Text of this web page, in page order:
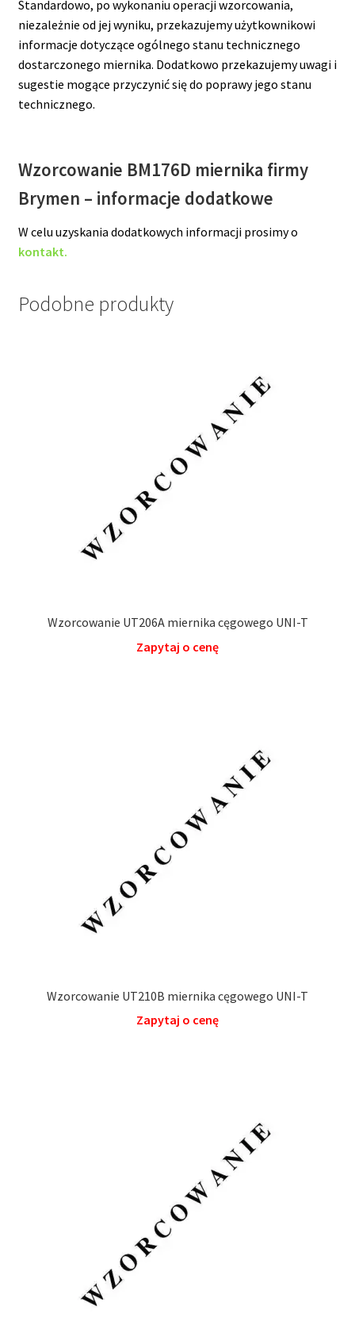
Standardowo, po wykonaniu operacji wzorcowania,
niezależnie od jej wyniku, przekazujemy użytkownikowi
informacje dotyczące ogólnego stanu technicznego
dostarczonego miernika. Dodatkowo przekazujemy uwagi i
sugestie mogące przyczynić się do poprawy jego stanu
technicznego.
Wzorcowanie BM176D miernika firmy
Brymen – informacje dodatkowe
W celu uzyskania dodatkowych informacji prosimy o
kontakt.
Podobne produkty
Wzorcowanie UT206A miernika cęgowego UNI-T
Zapytaj o cenę
Wzorcowanie UT210B miernika cęgowego UNI-T
Zapytaj o cenę